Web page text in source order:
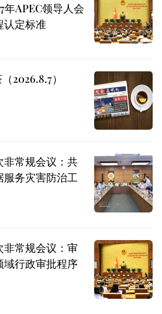
年APEC领导人会
认定标准
2026.8.7）
非常规会议：共
务灾害防治工
常规会议：审
域行政审批程序